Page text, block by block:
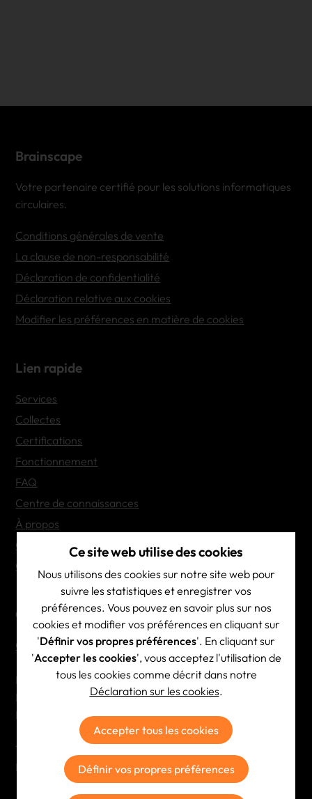
Brainscape
Votre partenaire certifié pour les solutions informatiques
circulaires.
Conditions générales de vente
La clause de non-responsabilité
Déclaration de confidentialité
Déclaration relative aux cookies
Modifier les préférences en matière de cookies
Lien rapide
Services
Collectes
Certifications
Fonctionnement
FAQ
Centre de connaissances
À propos
Contact
Options de transport
Coordonnées de contact
Contact & itinéraire
Brainscape NV
BE 0444.532.687
RPR Antwerpen
Tél:
E-mail:
info@brainscape.be
Ce site web utilise des cookies
Nous utilisons des cookies sur notre site web pour
suivre les statistiques et enregistrer vos
préférences. Vous pouvez en savoir plus sur nos
cookies et modifier vos préférences en cliquant sur
'Définir vos propres préférences'. En cliquant sur
'Accepter les cookies', vous acceptez l'utilisation de
tous les cookies comme décrit dans notre
Déclaration sur les cookies.
Accepter tous les cookies
Définir vos propres préférences